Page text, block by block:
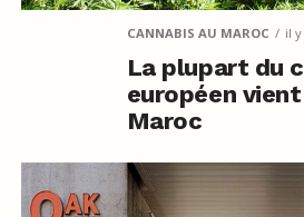
CANNABIS AU MAROC il y
La plupart du
européen
Maroc